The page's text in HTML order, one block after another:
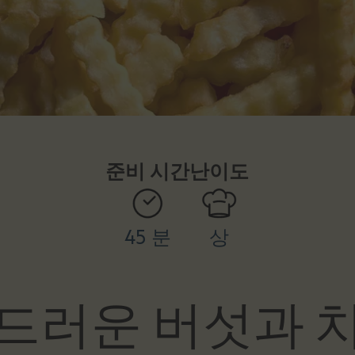
준비 시간
45 분
난이도
상
러운 버섯과